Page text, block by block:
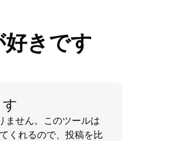
きです
ません。このツールは
くれるので、投稿を比